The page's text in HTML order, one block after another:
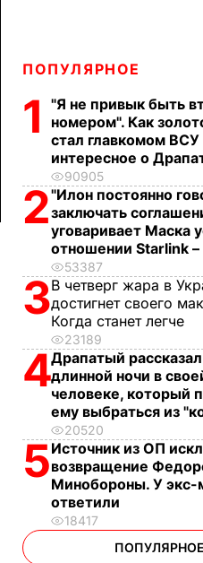
ПОПУЛЯРНОЕ
1
"Я не привык быть
номером". Как
стал главкомом ВСУ
интересное о
90905
2"Илон постоянно
заключать
уговаривает Маска
отношении Starlink
53387
3В четверг жара в
достигнет своего
Когда станет легче
23189
4Драпатый
длинной ночи в
человеке, который
ему выбраться из
20520
5Источник из ОП
возвращение
Минобороны. У экс-
ответили
18417
ПОПУЛЯРНОЕ